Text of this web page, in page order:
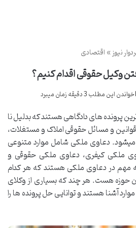
نیوز»اقتصادی
وکیل حقوقی اقدام کنیم؟
خواندن این مطلب 3 دقیقه زمان میبرد
پرونده های دادگاهی هستند که بدلیل نا
قوانین و مسائل حقوقی املاک و مستغلات،
دعاوی ملکی شامل موارد متنوعی
ملکی کیفری، دعاوی ملکی حقوقی و
در دعاوی ملکی هستند که هر کدام
حوزه هست. هر چند که بسیاری از وکلای
آشنا هستند و توانایی حل پرونده ها را